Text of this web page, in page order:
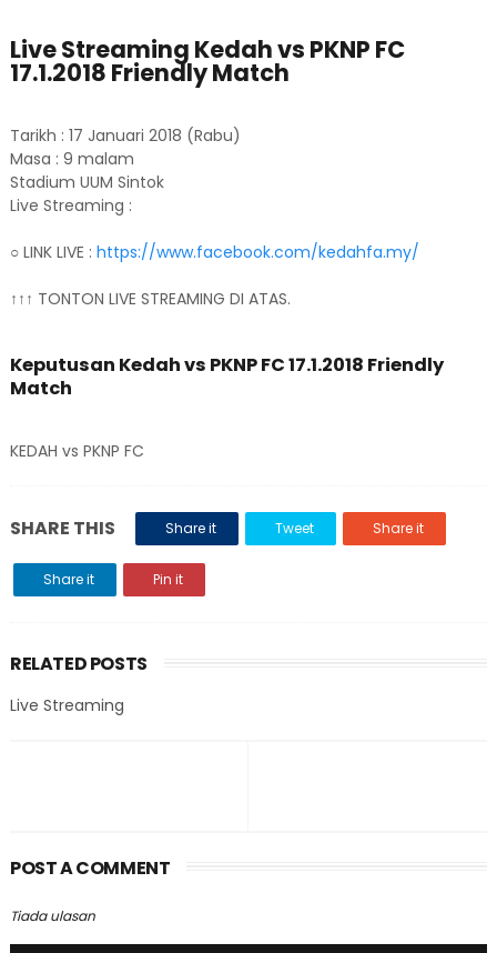
Live Streaming Kedah vs PKNP FC
17.1.2018 Friendly Match
Tarikh : 17 Januari 2018 (Rabu)
Masa : 9 malam
Stadium UUM Sintok
Live Streaming :
○ LINK LIVE : https://www.facebook.com/kedahfa.my/
↑↑↑ TONTON LIVE STREAMING DI ATAS.
Keputusan Kedah vs PKNP FC 17.1.2018 Friendly
Match
KEDAH vs PKNP FC
SHARE THIS Share it Tweet Share it
Share it Pin it
RELATED POSTS
Live Streaming
POST A COMMENT
Tiada ulasan